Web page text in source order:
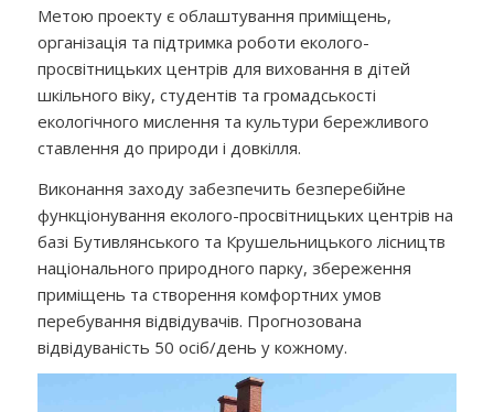
Метою проекту є облаштування приміщень,
організація та підтримка роботи еколого-
просвітницьких центрів для виховання в дітей
шкільного віку, студентів та громадськості
екологічного мислення та культури бережливого
ставлення до природи і довкілля.
Виконання заходу забезпечить безперебійне
функціонування еколого-просвітницьких центрів на
базі Бутивлянського та Крушельницького лісництв
національного природного парку, збереження
приміщень та створення комфортних умов
перебування відвідувачів. Прогнозована
відвідуваність 50 осіб/день у кожному.